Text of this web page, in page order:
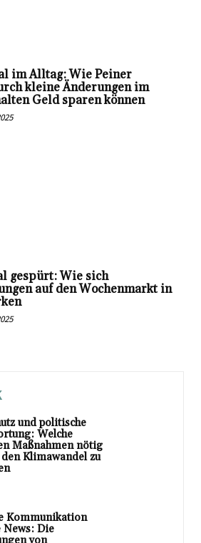
im Alltag: Wie Peiner
kleine Änderungen im
Geld sparen können
gespürt: Wie sich
auf den Wochenmarkt in
und politische
Welche
Maßnahmen nötig
Klimawandel zu
Kommunikation
News: Die